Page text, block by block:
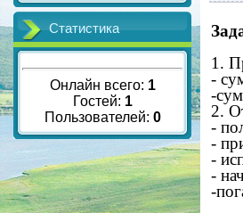
Статистика
Онлайн всего: 1
Гостей: 1
Пользователей: 0
1.
-
-
2.
-
-
-
-
-